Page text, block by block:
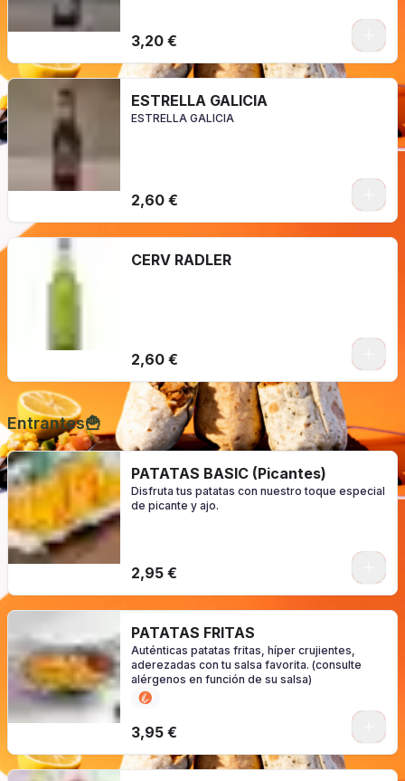
3,20 €
ESTRELLA GALICIA
ESTRELLA GALICIA
2,60 €
CERV RADLER
2,60 €
Entrantes🍟
PATATAS BASIC (Picantes)
Disfruta tus patatas con nuestro toque especial
de picante y ajo.
2,95 €
PATATAS FRITAS
Auténticas patatas fritas, híper crujientes,
aderezadas con tu salsa favorita. (consulte
alérgenos en función de su salsa)
3,95 €